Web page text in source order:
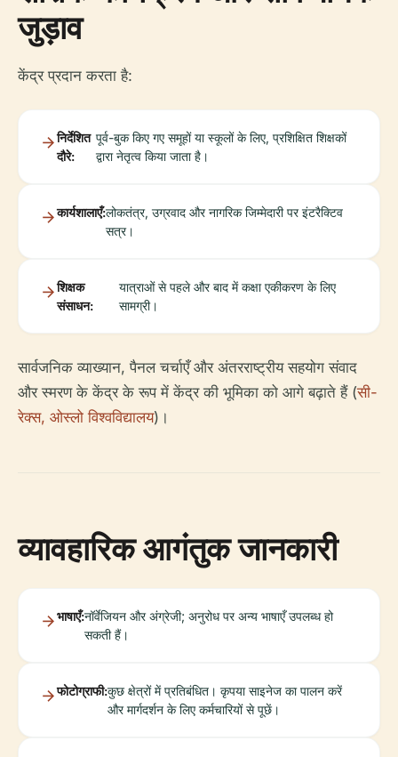
जुड़ाव
केंद्र प्रदान करता है:
निर्देशित
दौरे:
पूर्व-बुक किए गए समूहों या स्कूलों के लिए, प्रशिक्षित शिक्षकों
द्वारा नेतृत्व किया जाता है।
कार्यशालाएँ:लोकतंत्र, उग्रवाद और नागरिक जिम्मेदारी पर इंटरैक्टिव
सत्र।
शिक्षक
संसाधन:
यात्राओं से पहले और बाद में कक्षा एकीकरण के लिए
सामग्री।
सार्वजनिक व्याख्यान, पैनल चर्चाएँ और अंतरराष्ट्रीय सहयोग संवाद
और स्मरण के केंद्र के रूप में केंद्र की भूमिका को आगे बढ़ाते हैं (सी-
रेक्स, ओस्लो विश्वविद्यालय)।
व्यावहारिक आगंतुक जानकारी
भाषाएँ:नॉर्वेजियन और अंग्रेजी; अनुरोध पर अन्य भाषाएँ उपलब्ध हो
सकती हैं।
फोटोग्राफी:कुछ क्षेत्रों में प्रतिबंधित। कृपया साइनेज का पालन करें
और मार्गदर्शन के लिए कर्मचारियों से पूछें।